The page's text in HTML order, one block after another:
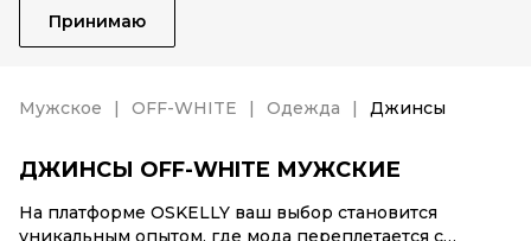
Принимаю
Мужское OFF-WHITE Одежда Джинсы
ДЖИНСЫ OFF-WHITE МУЖСКИЕ
На платформе OSKELLY ваш выбор становится
уникальным опытом, где мода переплетается с